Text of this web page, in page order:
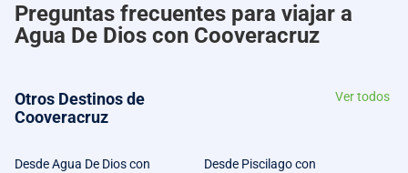
Preguntas frecuentes para viajar a
Agua De Dios con Cooveracruz
Otros Destinos de
Cooveracruz
Ver todos
Desde Agua De Dios con
Desde Piscilago con